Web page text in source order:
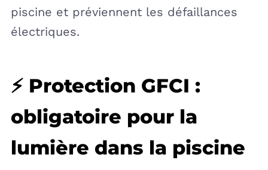
piscine et préviennent les défaillances
électriques.
⚡ Protection GFCI :
obligatoire pour la
lumière dans la piscine